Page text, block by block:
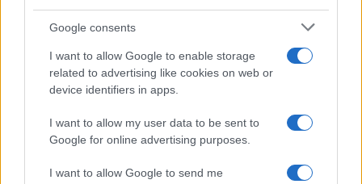
Google consents
I want to allow Google to enable storage
related to advertising like cookies on web or
device identifiers in apps.
I want to allow my user data to be sent to
Google for online advertising purposes.
I want to allow Google to send me